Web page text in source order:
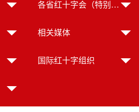
各省红十字会（特别行政区红十字会）
相关媒体
国际红十字组织